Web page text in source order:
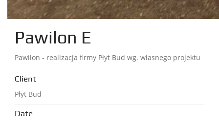
Pawilon E
Pawilon - realizacja firmy Płyt Bud wg. własnego projektu
Client
Płyt Bud
Date